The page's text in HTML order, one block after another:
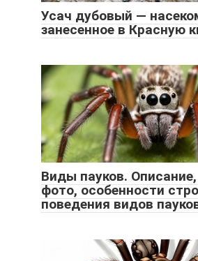
Усач дубовый —
занесенное в Красную
Виды пауков.
фото, особенности
поведения видов